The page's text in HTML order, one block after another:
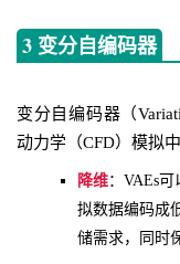
3 变分自编码器
变分自编码器（
动力学（CFD）模拟
降维：VAEs
拟数据编码成
储需求，同时